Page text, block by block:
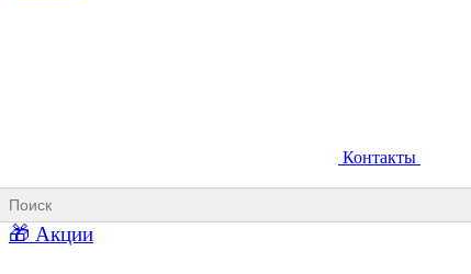
Ковши для фронтальных погрузчиков
Контакты
🎁 Акции